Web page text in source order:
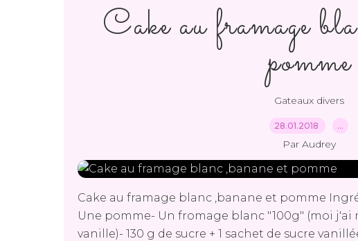
Cake au framage
pomme
Gateaux divers
28.01.2018 …
Par Audrey
Cake au framage blanc ,banane et pomme
Une pomme- Un fromage blanc "100g" (moi j'ai
vanille)- 130 g de sucre + 1 sachet de sucre